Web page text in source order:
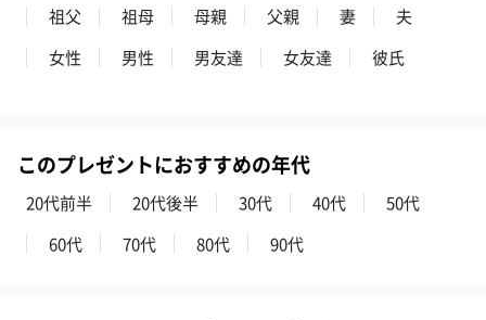
祖父
祖母 母親 父親 妻
夫
女性
男性 男友達 女友達 彼氏
このプレゼントにおすすめの年代
20代前半 20代後半 30代 40代
50代
60代
70代 80代 90代